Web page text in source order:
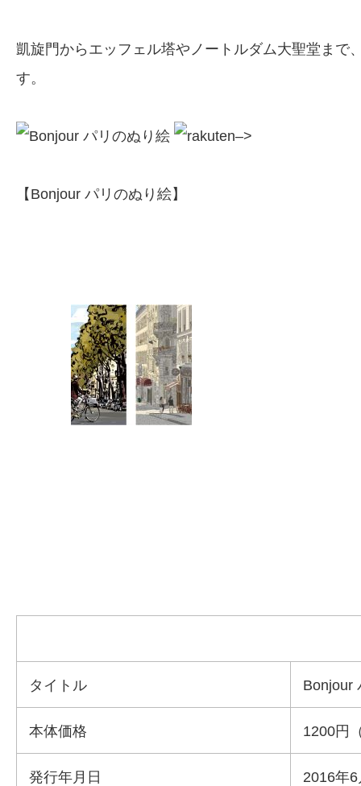
凱旋門からエッフェル塔やノートルダム大聖堂まで
す。
–>
【Bonjour パリのぬり絵】
タイトル Bonjour
本体価格 1200円
発行年月日 2016年